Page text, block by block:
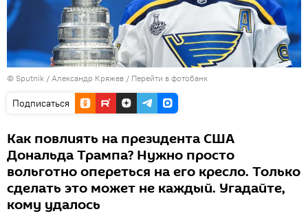
© Sputnik / Александр Кряжев / Перейти в фотобанк
Подписаться
Как повлиять на президента США
Дональда Трампа? Нужно просто
вольготно опереться на его кресло. Только
сделать это может не каждый. Угадайте,
кому удалось